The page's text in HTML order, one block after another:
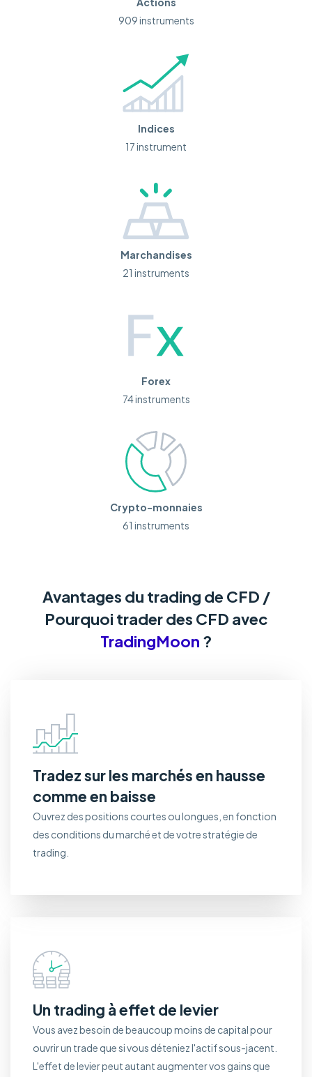
909 instruments
Indices
17 instrument
Marchandises
21 instruments
Forex
74 instruments
Crypto-monnaies
61 instruments
Avantages du trading de CFD /
Pourquoi trader des CFD avec
TradingMoon ?
Tradez sur les marchés en hausse
comme en baisse
Ouvrez des positions courtes ou longues, en fonction
des conditions du marché et de votre stratégie de
trading.
Un trading à effet de levier
Vous avez besoin de beaucoup moins de capital pour
ouvrir un trade que si vous déteniez l'actif sous-jacent.
L'effet de levier peut autant augmenter vos gains que